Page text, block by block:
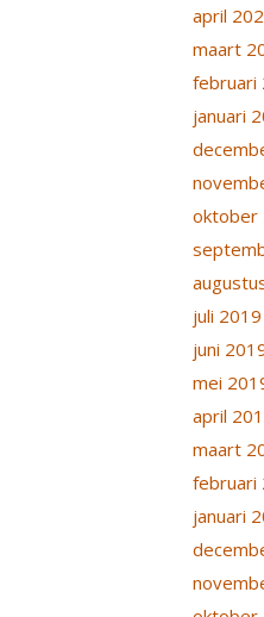
april
maart
februari
januari
oktober
juli 2019
juni
mei
april
maart
februari
januari